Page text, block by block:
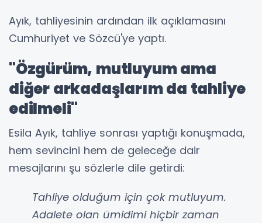
Ayık, tahliyesinin ardından ilk açıklamasını
Cumhuriyet ve Sözcü'ye yaptı.
"Özgürüm, mutluyum ama
diğer arkadaşlarım da tahliye
edilmeli"
Esila Ayık, tahliye sonrası yaptığı konuşmada,
hem sevincini hem de geleceğe dair
mesajlarını şu sözlerle dile getirdi:
Tahliye olduğum için çok mutluyum.
Adalete olan ümidimi hiçbir zaman